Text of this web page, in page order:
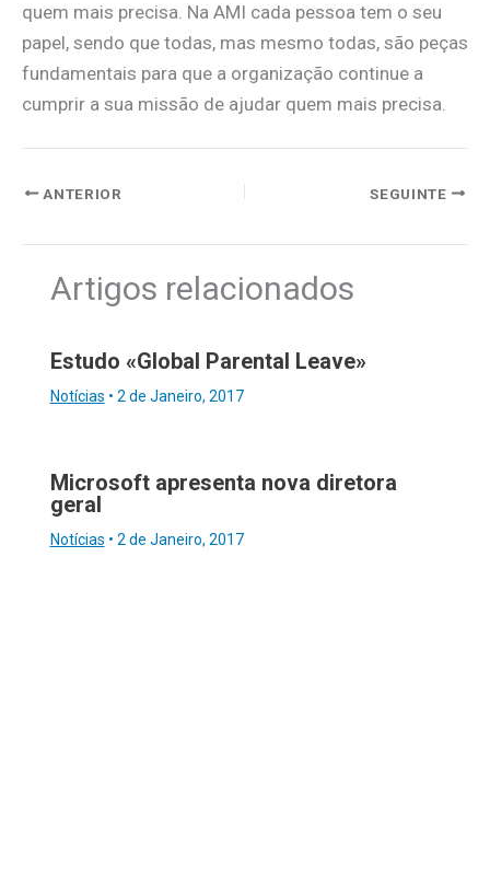
quem mais precisa. Na AMI cada pessoa tem o seu
papel, sendo que todas, mas mesmo todas, são peças
fundamentais para que a organização continue a
cumprir a sua missão de ajudar quem mais precisa.
ANTERIOR SEGUINTE
Artigos relacionados
Estudo «Global Parental Leave»
Notícias • 2 de Janeiro, 2017
Microsoft apresenta nova diretora
geral
Notícias • 2 de Janeiro, 2017